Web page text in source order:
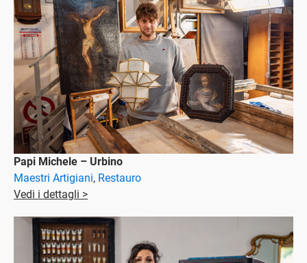
Papi Michele – Urbino
Maestri Artigiani, Restauro
Vedi i dettagli >